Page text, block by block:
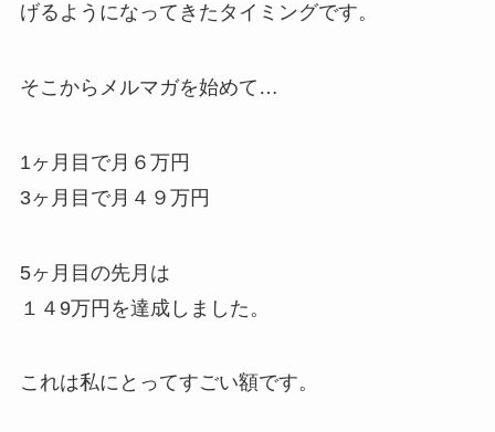
げるようになってきたタイミングです。
そこからメルマガを始めて…
1ヶ月目で月６万円
3ヶ月目で月４９万円
5ヶ月目の先月は
１４9万円を達成しました。
これは私にとってすごい額です。